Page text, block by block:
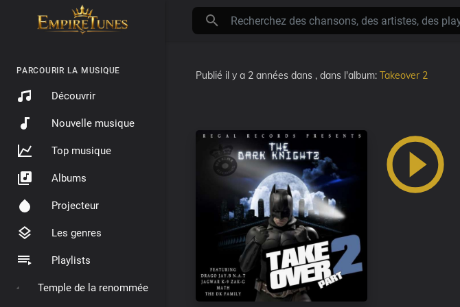
PARCOURIR LA MUSIQUE
Découvrir
Nouvelle musique
Top musique
Albums
Projecteur
Les genres
Playlists
Temple de la renommée
Publié il y a 2 années dans , dans l'album: Takeover 2